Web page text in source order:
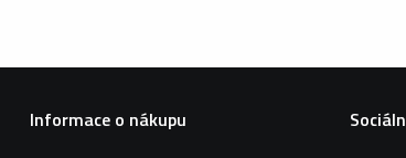
Informace o nákupu